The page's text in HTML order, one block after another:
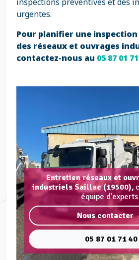
urgentes.
Pour planifier une
des réseaux et ouvrages
contactez-nous au 05 87 01
Entretien réseaux et
industriels Saillac (19500),
équipe
Nous contacter
05 87 01 71 40